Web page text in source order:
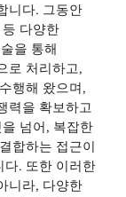
니다. 그동안
등 다양한
을 통해
로 처리하고,
행해 왔으며 ,
력을 확보하고
넘어 , 복잡한
합하는 접근이
다. 또한 이러한
니라, 다양한